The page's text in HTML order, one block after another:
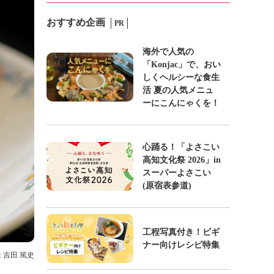
吉田 篤史
おすすめ企画 PR
海外で人気の
「Konjac」で、おい
しくヘルシーな食生
活 夏の人気メニュ
ーにこんにゃくを！
心踊る！「よさこい
高知文化祭 2026」in
スーパーよさこい
(原宿表参道)
工程写真付き！ビギ
ナー向けレシピ特集